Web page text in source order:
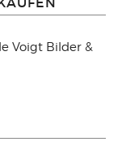
Voigt Bilder &